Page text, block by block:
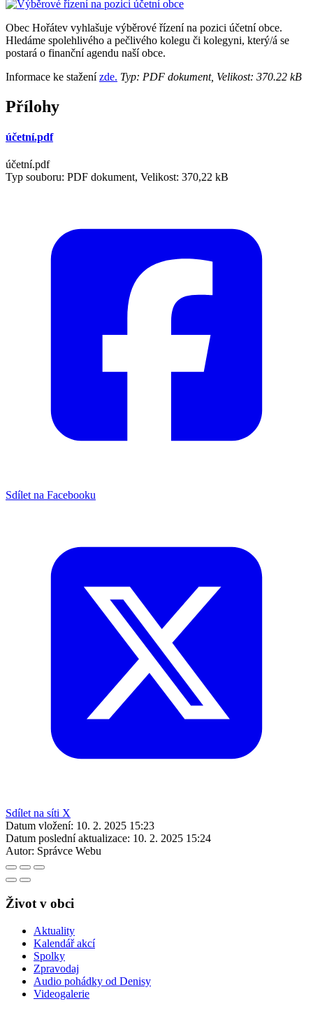
Obec Hořátev vyhlašuje výběrové řízení na pozici účetní obce.
Hledáme spolehlivého a pečlivého kolegu či kolegyni, který/á se
postará o finanční agendu naší obce.
Informace ke staženízde. Typ: PDF dokument, Velikost: 370.22 kB
Přílohy
účetní.pdf
účetní.pdf
Typ souboru: PDF dokument, Velikost: 370,22 kB
Sdílet na Facebooku
Sdílet na síti X
Datum vložení: 10. 2. 2025 15:23
Datum poslední aktualizace: 10. 2. 2025 15:24
Autor: Správce Webu
Život v obci
Aktuality
Kalendář akcí
Spolky
Zpravodaj
Audio pohádky od Denisy
Videogalerie